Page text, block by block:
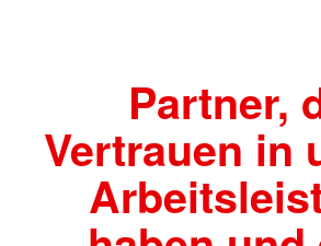
Partner,
Vertrauen in